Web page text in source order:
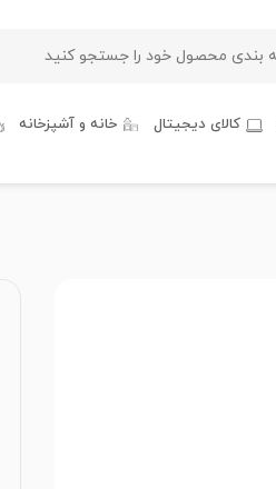
کالای دیجیتال خانه و آشپزخانه